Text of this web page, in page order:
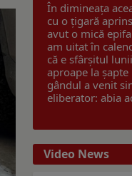
În dimineața
cu o țigară
avut o mică
am uitat în
că e sfârșitul
aproape la
gândul a venit
eliberator: abia
Video News